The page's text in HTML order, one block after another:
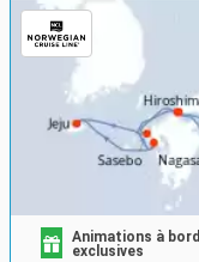
Animations à bord
exclusives